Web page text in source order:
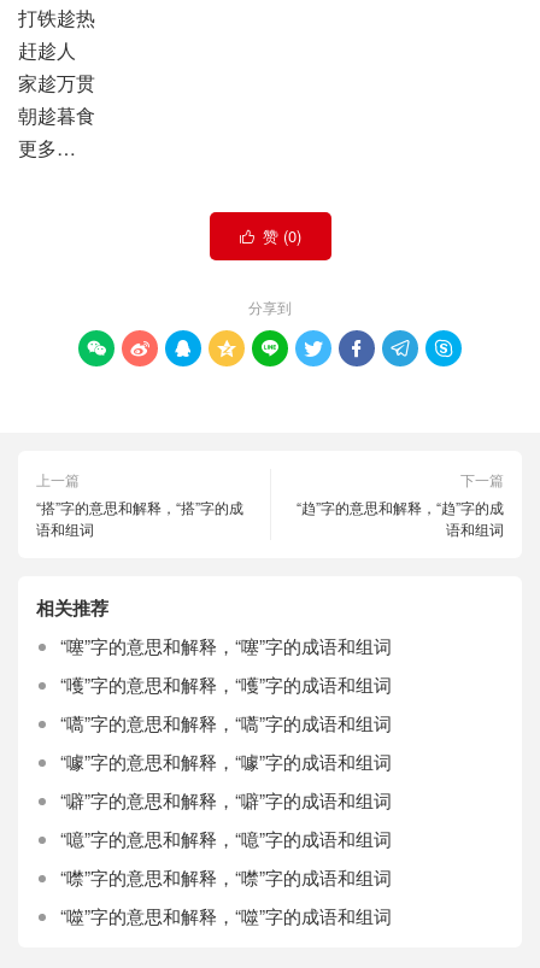
打铁趁热
赶趁人
家趁万贯
朝趁暮食
更多…
 赞 (0)
分享到
        
上一篇
“搭”字的意思和解释，“搭”字的成
语和组词
下一篇
“趋”字的意思和解释，“趋”字的成
语和组词
相关推荐
“噻”字的意思和解释，“噻”字的成语和组词
“嚄”字的意思和解释，“嚄”字的成语和组词
“嚆”字的意思和解释，“嚆”字的成语和组词
“噱”字的意思和解释，“噱”字的成语和组词
“噼”字的意思和解释，“噼”字的成语和组词
“噫”字的意思和解释，“噫”字的成语和组词
“噤”字的意思和解释，“噤”字的成语和组词
“噬”字的意思和解释，“噬”字的成语和组词